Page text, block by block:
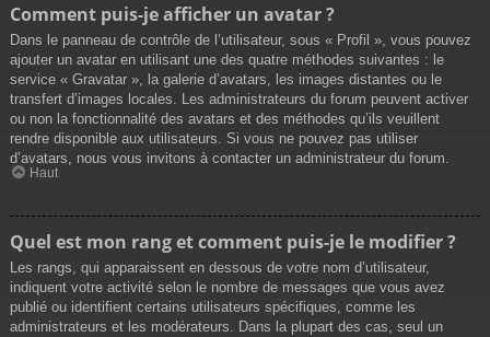
Comment puis-je afficher un avatar ?
Dans le panneau de contrôle de l’utilisateur, sous « Profil », vous pouvez
ajouter un avatar en utilisant une des quatre méthodes suivantes : le
service « Gravatar », la galerie d’avatars, les images distantes ou le
transfert d’images locales. Les administrateurs du forum peuvent activer
ou non la fonctionnalité des avatars et des méthodes qu’ils veuillent
rendre disponible aux utilisateurs. Si vous ne pouvez pas utiliser
d’avatars, nous vous invitons à contacter un administrateur du forum.
Haut
Quel est mon rang et comment puis-je le modifier ?
Les rangs, qui apparaissent en dessous de votre nom d’utilisateur,
indiquent votre activité selon le nombre de messages que vous avez
publié ou identifient certains utilisateurs spécifiques, comme les
administrateurs et les modérateurs. Dans la plupart des cas, seul un